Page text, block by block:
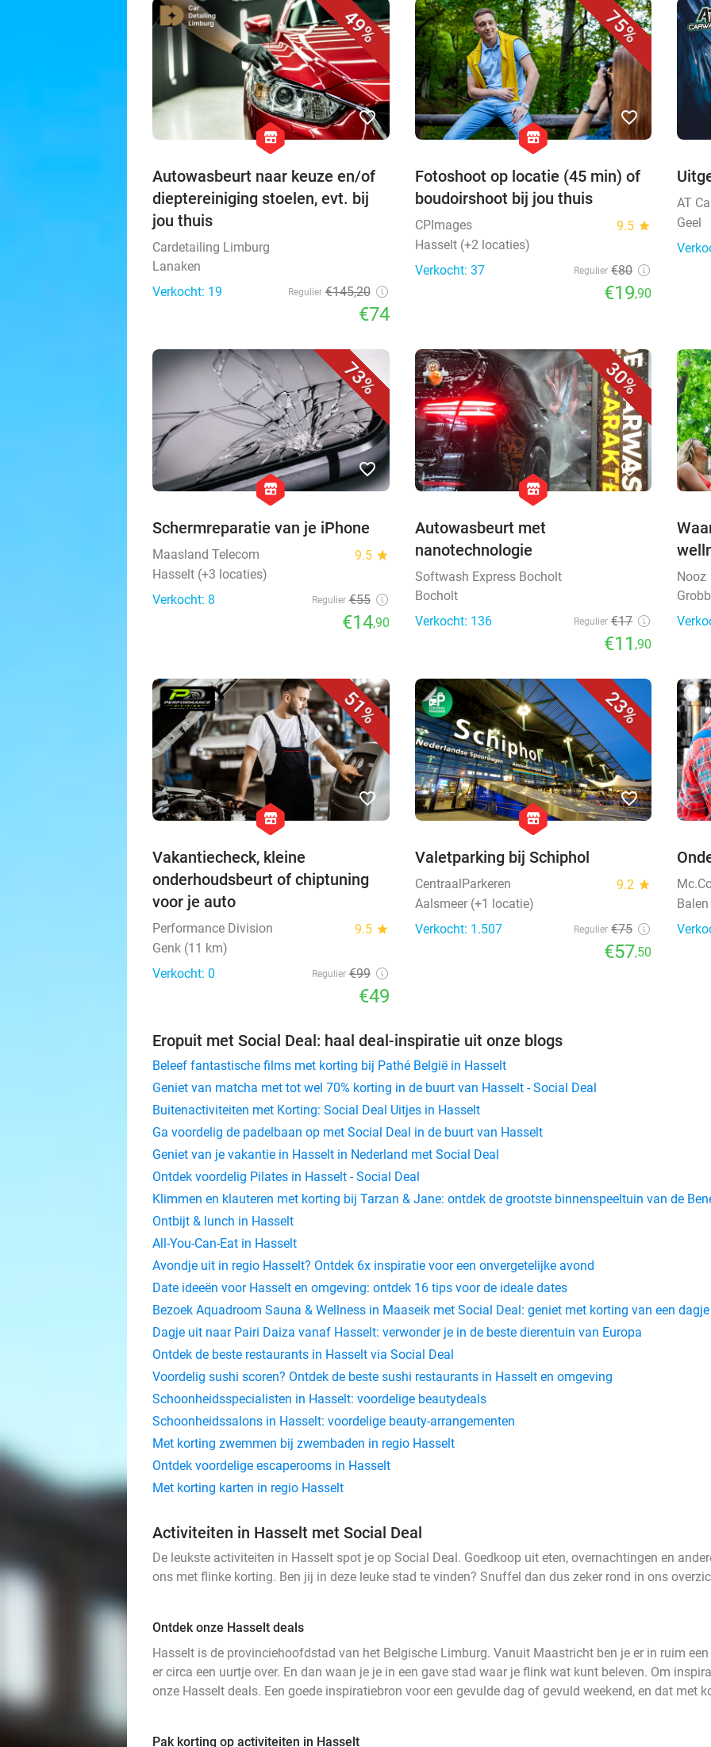
49%
favorite_border
hexagon
store
Autowasbeurt naar keuze en/of
dieptereiniging stoelen, evt. bij
jou thuis
Cardetailing Limburg
Lanaken
Verkocht: 19
Regulier €145,20
€74
75%
favorite_border
hexagon
store
Fotoshoot op locatie (45 min) of
boudoirshoot bij jou thuis
CPImages 9.5 star
Hasselt (+2 locaties)
Verkocht: 37
Regulier €80
€19,90
AT
Geel
73%
favorite_border
hexagon
store
Schermreparatie van je iPhone
Maasland Telecom 9.5 star
Hasselt (+3 locaties)
Verkocht: 8
Regulier €55
€14,90
30%
favorite_border
hexagon
store
Autowasbeurt met
nanotechnologie
Softwash Express Bocholt
Bocholt
Verkocht: 136
Regulier €17
€11,90
Nooz
51%
favorite_border
hexagon
store
Vakantiecheck, kleine
onderhoudsbeurt of chiptuning
voor je auto
Performance Division 9.5 star
Genk (11 km)
Verkocht: 0
Regulier €99
€49
23%
favorite_border
hexagon
store
Valetparking bij Schiphol
CentraalParkeren 9.2 star
Aalsmeer (+1 locatie)
Verkocht: 1.507
Regulier €75
€57,50
Balen
Eropuit met Social Deal: haal deal-inspiratie uit onze blogs
Beleef fantastische films met korting bij Pathé België in Hasselt
Geniet van matcha met tot wel 70% korting in de buurt van Hasselt - Social Deal
Buitenactiviteiten met Korting: Social Deal Uitjes in Hasselt
Ga voordelig de padelbaan op met Social Deal in de buurt van Hasselt
Geniet van je vakantie in Hasselt in Nederland met Social Deal
Ontdek voordelig Pilates in Hasselt - Social Deal
Klimmen en klauteren met korting bij Tarzan & Jane: ontdek de grootste binnenspeeltuin van de
Ontbijt & lunch in Hasselt
All-You-Can-Eat in Hasselt
Avondje uit in regio Hasselt? Ontdek 6x inspiratie voor een onvergetelijke avond
Date ideeën voor Hasselt en omgeving: ontdek 16 tips voor de ideale dates
Bezoek Aquadroom Sauna & Wellness in Maaseik met Social Deal: geniet met korting van een
Dagje uit naar Pairi Daiza vanaf Hasselt: verwonder je in de beste dierentuin van Europa
Ontdek de beste restaurants in Hasselt via Social Deal
Voordelig sushi scoren? Ontdek de beste sushi restaurants in Hasselt en omgeving
Schoonheidsspecialisten in Hasselt: voordelige beautydeals
Schoonheidssalons in Hasselt: voordelige beauty-arrangementen
Met korting zwemmen bij zwembaden in regio Hasselt
Ontdek voordelige escaperooms in Hasselt
Met korting karten in regio Hasselt
Activiteiten in Hasselt met Social Deal
De leukste activiteiten in Hasselt spot je op Social Deal. Goedkoop uit eten, overnachtingen en
ons met flinke korting. Ben jij in deze leuke stad te vinden? Snuffel dan dus zeker rond in ons
Ontdek onze Hasselt deals
Hasselt is de provinciehoofdstad van het Belgische Limburg. Vanuit Maastricht ben je er in ruim
er circa een uurtje over. En dan waan je je in een gave stad waar je flink wat kunt beleven. Om
onze Hasselt deals. Een goede inspiratiebron voor een gevulde dag of gevuld weekend, en dat met
Pak korting op activiteiten in Hasselt